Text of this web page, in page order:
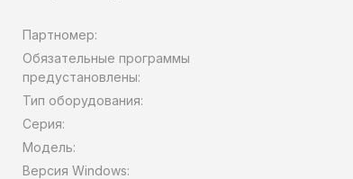
Партномер:
Обязательные программы
предустановлены:
Тип оборудования:
Серия:
Модель:
Версия Windows: